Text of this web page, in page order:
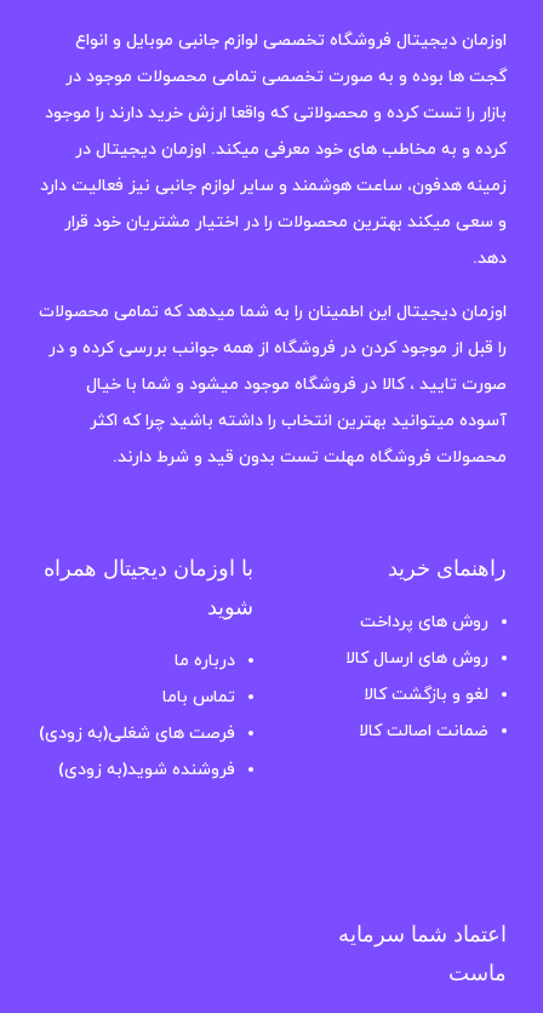
اوزمان دیجیتال فروشگاه تخصصی لوازم جانبی موبایل و انواع
گجت ها بوده و به صورت تخصصی تمامی محصولات موجود در
بازار را تست کرده و محصولاتی که واقعا ارزش خرید دارند را موجود
کرده و به مخاطب های خود معرفی میکند. اوزمان دیجیتال در
زمینه هدفون، ساعت هوشمند و سایر لوازم جانبی نیز فعالیت دارد
و سعی میکند بهترین محصولات را در اختیار مشتریان خود قرار
دهد.
اوزمان دیجیتال این اطمینان را به شما میدهد که تمامی محصولات
را قبل از موجود کردن در فروشگاه از همه جوانب بررسی کرده و در
صورت تایید ، کالا در فروشگاه موجود میشود و شما با خیال
آسوده میتوانید بهترین انتخاب را داشته باشید چرا که اکثر
محصولات فروشگاه مهلت تست بدون قید و شرط دارند.
راهنمای خرید
روش های پرداخت
روش های ارسال کالا
لغو و بازگشت کالا
ضمانت اصالت کالا
با اوزمان دیجیتال همراه
شوید
درباره ما
تماس باما
فرصت های شغلی(به زودی)
فروشنده شوید(به زودی)
اعتماد شما سرمایه
ماست